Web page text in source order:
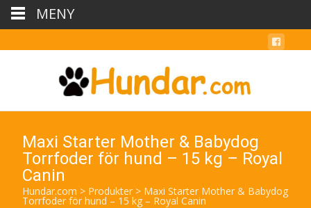
Maxi Starter Mother & Babydog
Torrfoder för hund – 15 kg – Royal
Canin
Hundar.com > Produkter > Maxi Starter Mother & Babydog
Torrfoder för hund – 15 kg – Royal Canin
MENY